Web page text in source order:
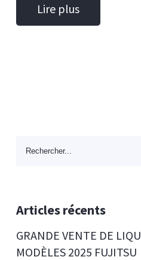
Lire plus
Articles récents
GRANDE VENTE DE
MODÈLES 2025 FUJITSU